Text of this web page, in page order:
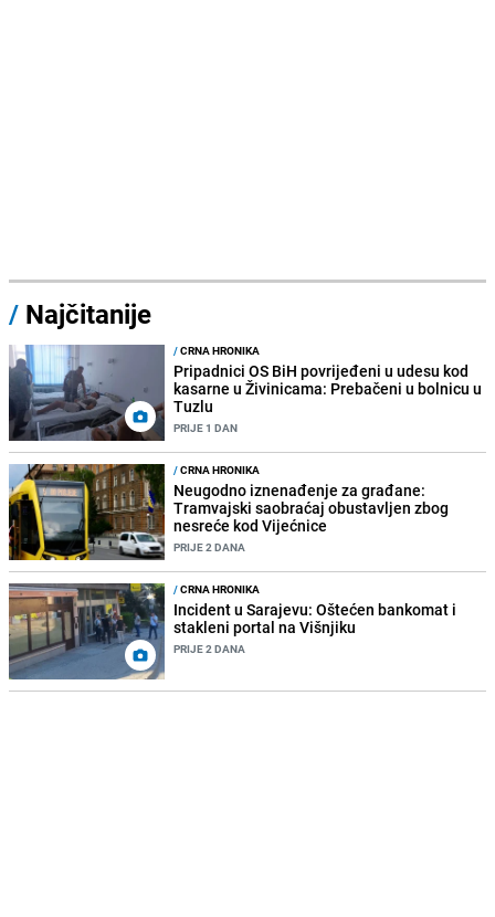
/ Najčitanije
/CRNA HRONIKA
Pripadnici OS BiH povrijeđeni u udesu kod
kasarne u Živinicama: Prebačeni u bolnicu u
Tuzlu
PRIJE 1 DAN
/CRNA HRONIKA
Neugodno iznenađenje za građane:
Tramvajski saobraćaj obustavljen zbog
nesreće kod Vijećnice
PRIJE 2 DANA
/CRNA HRONIKA
Incident u Sarajevu: Oštećen bankomat i
stakleni portal na Višnjiku
PRIJE 2 DANA